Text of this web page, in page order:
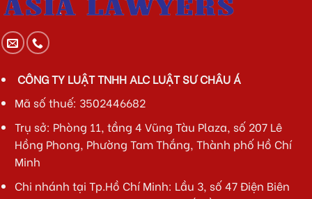
CÔNG TY LUẬT TNHH ALC LUẬT SƯ CHÂU Á
Mã số thuế: 3502446682
Trụ sở: Phòng 11, tầng 4 Vũng Tàu Plaza, số 207 Lê
Hồng Phong, Phường Tam Thắng, Thành phố Hồ Chí
Minh
Chi nhánh tại Tp.Hồ Chí Minh: Lầu 3, số 47 Điện Biên